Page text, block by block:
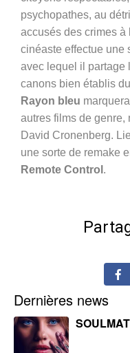
psychopathes, au
accusés des crimes à
cinéaste effectue une
avec lequel il partage
canons bien établis
Rayon bleu
autres films de genre,
David Cronenberg.
une sorte de remake
Remote Control .
Dernières news